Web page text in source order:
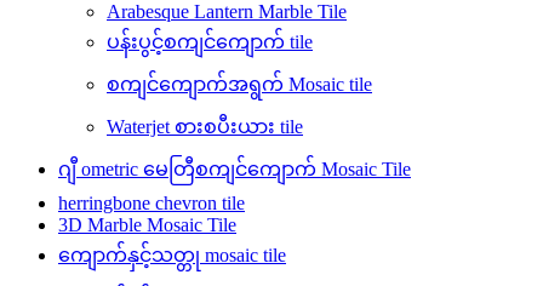
Arabesque Lantern Marble Tile
ပန်းပွင့်စကျင်ကျောက် tile
စကျင်ကျောက်အရွက် Mosaic tile
Waterjet စားစပီးယား tile
ဂျီ ometric မေတြီစကျင်ကျောက် Mosaic Tile
herringbone chevron tile
3D Marble Mosaic Tile
ကျောက်နှင့်သတ္တု mosaic tile